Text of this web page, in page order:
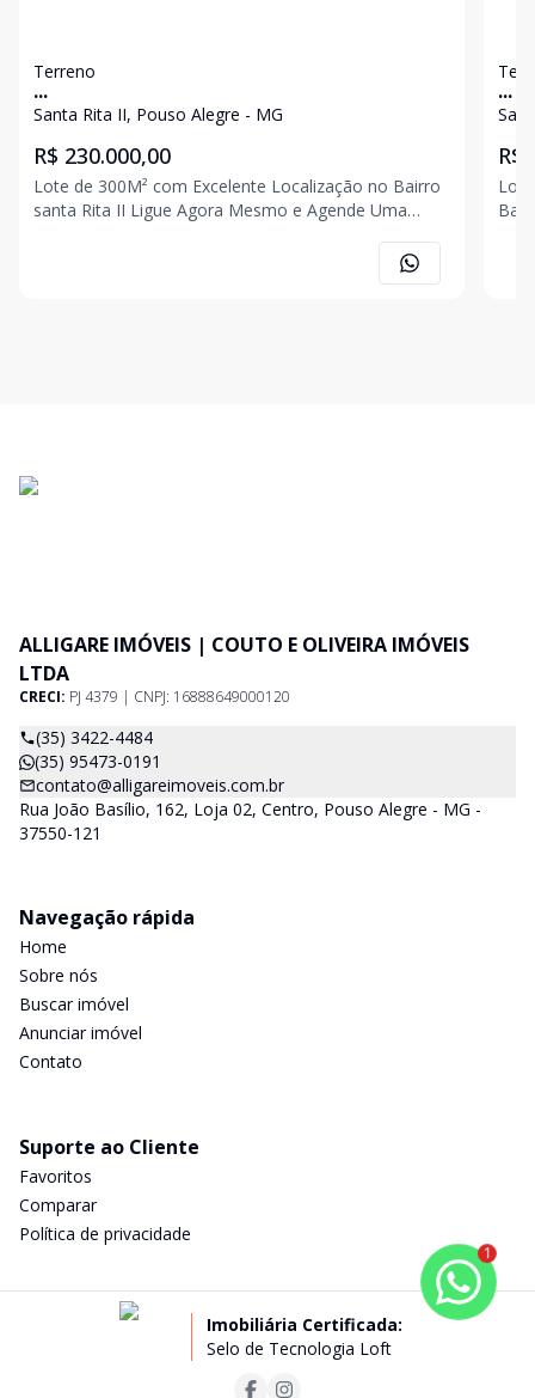
Terreno
...
Santa Rita II, Pouso Alegre - MG
R$ 230.000,00
Lote de 300M² com Excelente Localização no Bairro
santa Rita II Ligue Agora Mesmo e Agende Uma
...
R$
Bairro
ALLIGARE IMÓVEIS | COUTO E OLIVEIRA IMÓVEIS
LTDA
CRECI: PJ 4379 | CNPJ: 16888649000120
(35) 3422-4484
(35) 95473-0191
contato@alligareimoveis.com.br
Rua João Basílio, 162, Loja 02, Centro, Pouso Alegre - MG -
37550-121
Navegação rápida
Home
Sobre nós
Buscar imóvel
Anunciar imóvel
Contato
Suporte ao Cliente
Favoritos
Comparar
Política de privacidade
Imobiliária Certificada:
Selo de Tecnologia Loft
1